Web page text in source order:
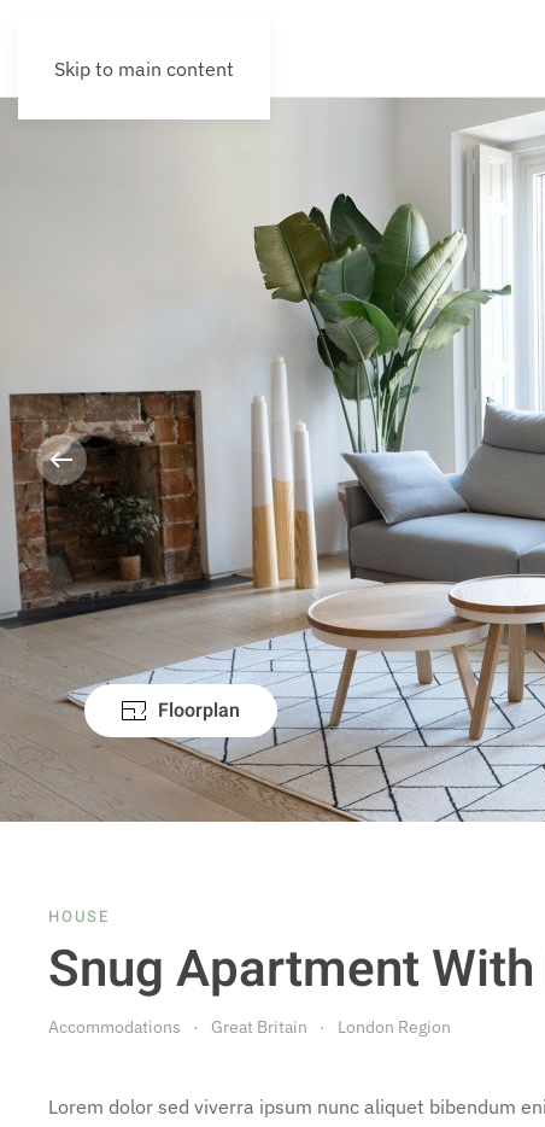
Skip to main content
Floorplan
HOUSE
Snug Apartment
Accommodations Great Britain London Region
Lorem dolor sed viverra ipsum nunc aliquet bibendum